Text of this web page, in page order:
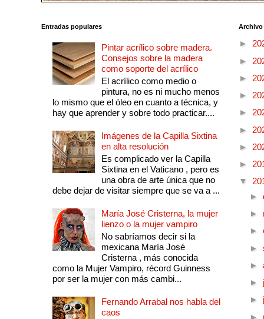
Entradas populares
Pintar acrílico sobre madera.
Consejos sobre la madera
como soporte del acrílico
El acrílico como medio o
pintura, no es ni mucho menos
lo mismo que el óleo en cuanto a técnica, y
hay que aprender y sobre todo practicar....
Imágenes de la Capilla Sixtina
en alta resolución
Es complicado ver la Capilla
Sixtina en el Vaticano , pero es
una obra de arte única que no
debe dejar de visitar siempre que se va a ...
María José Cristerna, la mujer
lienzo o la mujer vampiro
No sabríamos decir si la
mexicana María José
Cristerna , más conocida
como la Mujer Vampiro, récord Guinness
por ser la mujer con más cambi...
Fernando Arrabal nos habla del
caos
►
►
►
►
►
►
►
►
▼
►
►
►
►
►
►
►
►